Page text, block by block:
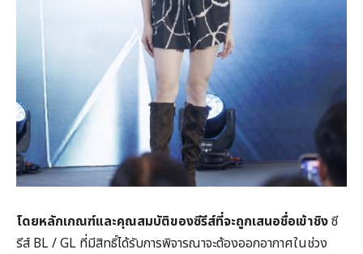
โดยหลักเกณฑ์และคุณสมบัติของซีรีส์ที่จะถูกเสนอชื่อเข้าชิงซี
รีส์ BL / GL ที่มีสิทธิ์ได้รับการพิจารณาจะต้องออกอากาศในช่วง